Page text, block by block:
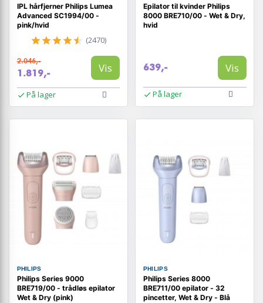
IPL hårfjerner Philips Lumea
Advanced SC1994/00 -
pink/hvid
(2470)
2.046,-
1.819,- Vis
På lager
Epilator til kvinder Philips
8000 BRE710/00 - Wet & Dry,
hvid
639,- Vis
På lager
PHILIPS
Philips Series 9000
BRE719/00 - trådløs epilator
Wet & Dry (pink)
PHILIPS
Philips Series 8000
BRE711/00 epilator - 32
pincetter, Wet & Dry - Blå